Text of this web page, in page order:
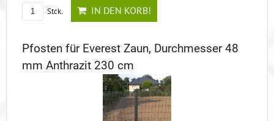
Stck. IN DEN KORB!
Pfosten für Everest Zaun, Durchmesser 48
mm Anthrazit 230 cm